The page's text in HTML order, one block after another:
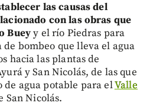
las causas del
con las obras que
Bueyy el río Piedras para
bombeo que lleva el agua
hacia las plantas de
y San Nicolás, de las que
de agua potable para elValle
San Nicolás.